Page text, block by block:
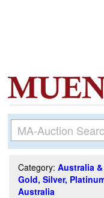
Category: Australia
Gold, Silver,
Australia